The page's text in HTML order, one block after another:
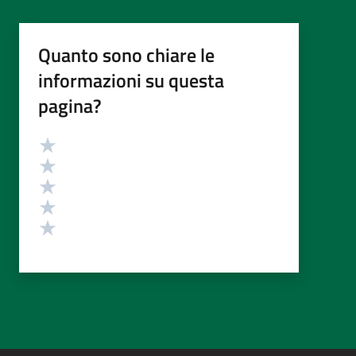
Quanto sono chiare le
informazioni su questa
pagina?
Valutazione